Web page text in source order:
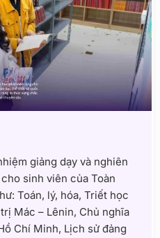
giảng dạy và nghiên
sinh viên của Toàn
Toán, lý, hóa, Triết học
Mác – Lênin, Chủ nghĩa
Chí Minh, Lịch sử đảng